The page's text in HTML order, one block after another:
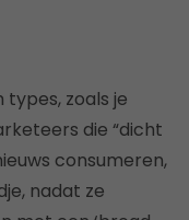
zoals je
die “dicht
consumeren,
nadat ze